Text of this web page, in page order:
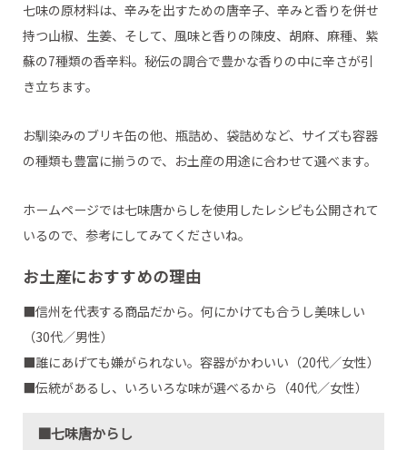
七味の原材料は、辛みを出すための唐辛子、辛みと香りを併せ
持つ山椒、生姜、そして、風味と香りの陳皮、胡麻、麻種、紫
蘇の7種類の香辛料。秘伝の調合で豊かな香りの中に辛さが引
き立ちます。
お馴染みのブリキ缶の他、瓶詰め、袋詰めなど、サイズも容器
の種類も豊富に揃うので、お土産の用途に合わせて選べます。
ホームページでは七味唐からしを使用したレシピも公開されて
いるので、参考にしてみてくださいね。
お土産におすすめの理由
■信州を代表する商品だから。何にかけても合うし美味しい
（30代／男性）
■誰にあげても嫌がられない。容器がかわいい（20代／女性）
■伝統があるし、いろいろな味が選べるから（40代／女性）
■七味唐からし